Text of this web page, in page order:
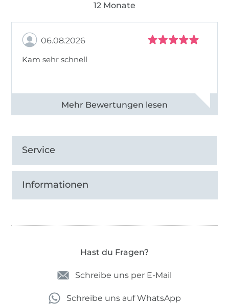
12 Monate
06.08.2026
Kam sehr schnell
Alle 82968 Bewertungen ansehen
Service
Informationen
Hast du Fragen?
Schreibe uns per E-Mail
Schreibe uns auf WhatsApp